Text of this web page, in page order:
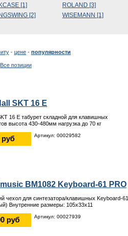
[1]
ROLAND [3]
[2]
WISEMANN [1]
- цене - популярности
Все позиции
SKT 16 E
16 E табурет складной для клавишных
высота 430-480мм нагрузка до 70 кг
руб Артикул: 00029582
BM1082 Keyboard-61 PRO
чехол для синтезатора/клавишных Keyboard-61
Внутренние размеры: 105х33х11
руб Артикул: 00027939